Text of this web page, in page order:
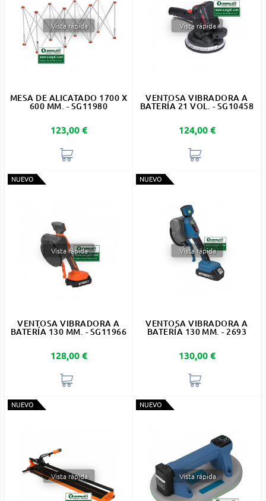
Vista rápida
MESA DE ALICATADO 1700 X
600 MM. - SG11980
Precio
123,00 €
Vista rápida
VENTOSA VIBRADORA A
BATERÍA 21 VOL. - SG10458
Precio
124,00 €
NUEVO
Vista rápida
VENTOSA VIBRADORA A
BATERÍA 130 MM. - SG11966
Precio
128,00 €
NUEVO
Vista rápida
VENTOSA VIBRADORA A
BATERÍA 130 MM. - 2693
Precio
130,00 €
NUEVO
Vista rápida
NUEVO
Vista rápida